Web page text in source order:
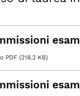
PDF (218.2 KB)